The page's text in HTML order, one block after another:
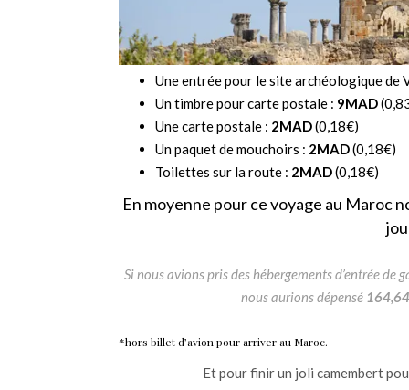
Une entrée pour le site archéologique de
Un timbre pour carte postale : 9MAD
Une carte postale : 2MAD(0,18€)
Un paquet de mouchoirs : 2MAD(0,18€)
Toilettes sur la route : 2MAD(0,18€)
En moyenne pour ce voyage au Maroc
Si nous avions pris des hébergements d’entrée de
nous aurions dépensé
*hors billet d’avion pour arriver au Maroc.
Et pour finir un joli camembert